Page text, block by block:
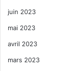
juin 2023
mai 2023
avril 2023
mars 2023